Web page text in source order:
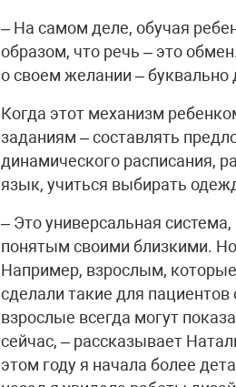
– На самом деле, обучая
образом, что речь – это
о своем желании – буквально
Когда этот механизм
заданиям – составлять
динамического расписания,
язык, учиться выбирать
– Это универсальная
понятым своими близкими.
Например, взрослым,
сделали такие для пациентов
взрослые всегда могут
сейчас, – рассказывает
этом году я начала более